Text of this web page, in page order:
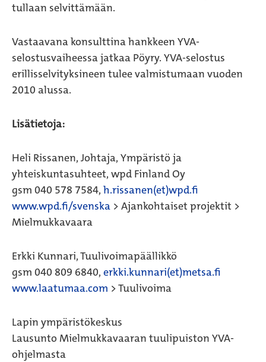
tullaan selvittämään.
Vastaavana konsulttina hankkeen YVA-
selostusvaiheessa jatkaa Pöyry. YVA-selostus
erillisselvityksineen tulee valmistumaan vuoden
2010 alussa.
Lisätietoja:
Heli Rissanen, Johtaja, Ympäristö ja
yhteiskuntasuhteet, wpd Finland Oy
gsm 040 578 7584, h.rissanen(et)wpd.fi
www.wpd.fi/svenska > Ajankohtaiset projektit >
Mielmukkavaara
Erkki Kunnari, Tuulivoimapäällikkö
gsm 040 809 6840, erkki.kunnari(et)metsa.fi
www.laatumaa.com > Tuulivoima
Lapin ympäristökeskus
Lausunto Mielmukkavaaran tuulipuiston YVA-
ohjelmasta